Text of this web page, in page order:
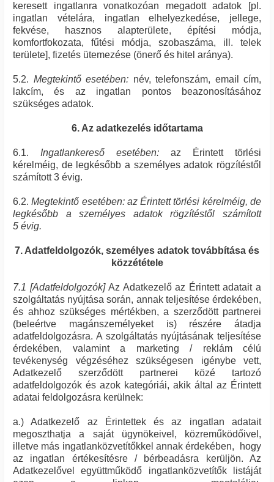
keresett ingatlanra vonatkozóan megadott adatok [pl.
ingatlan vételára, ingatlan elhelyezkedése, jellege,
fekvése, hasznos alapterülete, építési módja,
komfortfokozata, fűtési módja, szobaszáma, ill. telek
területe], fizetés ütemezése (önerő és hitel aránya).
5.2. Megtekintő esetében: név, telefonszám, email cím,
lakcím, és az ingatlan pontos beazonosításához
szükséges adatok.
6. Az adatkezelés időtartama
6.1. Ingatlankereső esetében: az Érintett törlési
kérelméig, de legkésőbb a személyes adatok rögzítéstől
számított 3 évig.
6.2.Megtekintő esetében: az Érintett törlési kérelméig, de
legkésőbb a személyes adatok rögzítéstől számított
5 évig.
7. Adatfeldolgozók, személyes adatok továbbítása és
közzététele
7.1 [Adatfeldolgozók]Az Adatkezelő az Érintett adatait a
szolgáltatás nyújtása során, annak teljesítése érdekében,
és ahhoz szükséges mértékben, a szerződött partnerei
(beleértve magánszemélyeket is) részére átadja
adatfeldolgozásra. A szolgáltatás nyújtásának teljesítése
érdekében, valamint a marketing / reklám célú
tevékenység végzéséhez szükségesen igénybe vett,
Adatkezelő szerződött partnerei közé tartozó
adatfeldolgozók és azok kategóriái, akik által az Érintett
adatai feldolgozásra kerülnek:
a.) Adatkezelő az Érintettek és az ingatlan adatait
megoszthatja a saját ügynökeivel, közreműködőivel,
illetve más ingatlanközvetítőkkel annak érdekében, hogy
az ingatlan értékesítésre / bérbeadásra kerüljön. Az
Adatkezelővel együttműködő ingatlanközvetítők listáját